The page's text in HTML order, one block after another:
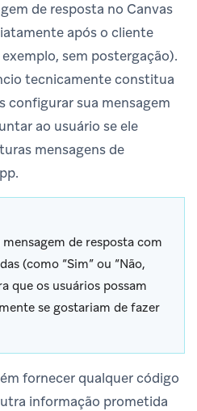
de resposta no Canvas
após o cliente
sem postergação).
tecnicamente constitua
configurar sua mensagem
ao usuário se ele
mensagens de
de resposta com
(como “Sim” ou “Não,
que os usuários possam
se gostariam de fazer
fornecer qualquer código
informação prometida